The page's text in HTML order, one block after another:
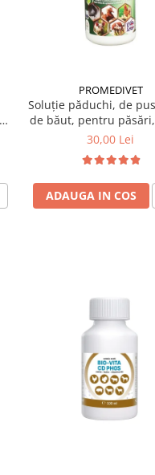
PROMEDIVET
Soluție păduchi, de
de băut, pentru păsări,
Top Ecto Plus 100
30,00 Lei
ADAUGA IN COS